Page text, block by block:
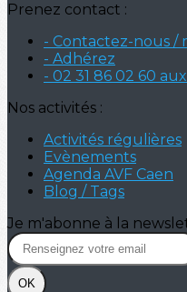
Prenez contact :
- Contactez-nous /
- Adhérez
- 02 31 86 02 60
Nos activités :
Activités régulières
Evènements
Agenda AVF Caen
Blog / Tags
Je m'abonne à la
OK